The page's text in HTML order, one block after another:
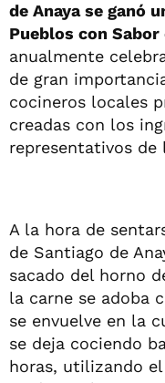
de Anaya se ganó
Pueblos con Sabor
anualmente
de gran
cocineros locales
creadas con los
representativos de
A la hora de
de Santiago de
sacado del horno
la carne se adoba
se envuelve en la
se deja cociendo
horas, utilizando